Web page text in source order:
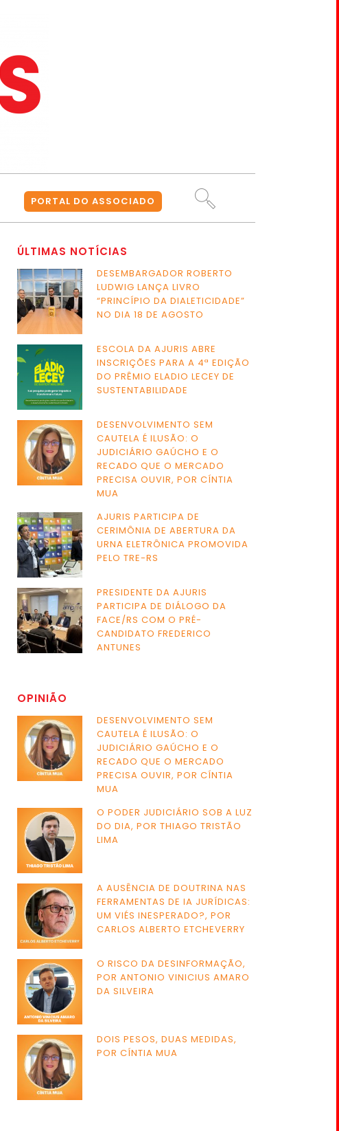
PORTAL DO ASSOCIADO
ÚLTIMAS NOTÍCIAS
DESEMBARGADOR ROBERTO
LUDWIG LANÇA LIVRO
“PRINCÍPIO DA DIALETICIDADE”
NO DIA 18 DE AGOSTO
ESCOLA DA AJURIS ABRE
INSCRIÇÕES PARA A 4ª EDIÇÃO
DO PRÊMIO ELADIO LECEY DE
SUSTENTABILIDADE
DESENVOLVIMENTO SEM
CAUTELA É ILUSÃO: O
JUDICIÁRIO GAÚCHO E O
RECADO QUE O MERCADO
PRECISA OUVIR, POR CÍNTIA
MUA
AJURIS PARTICIPA DE
CERIMÔNIA DE ABERTURA DA
URNA ELETRÔNICA PROMOVIDA
PELO TRE-RS
PRESIDENTE DA AJURIS
PARTICIPA DE DIÁLOGO DA
FACE/RS COM O PRÉ-
CANDIDATO FREDERICO
ANTUNES
OPINIÃO
DESENVOLVIMENTO SEM
CAUTELA É ILUSÃO: O
JUDICIÁRIO GAÚCHO E O
RECADO QUE O MERCADO
PRECISA OUVIR, POR CÍNTIA
MUA
O PODER JUDICIÁRIO SOB A LUZ
DO DIA, POR THIAGO TRISTÃO
LIMA
A AUSÊNCIA DE DOUTRINA NAS
FERRAMENTAS DE IA JURÍDICAS:
UM VIÉS INESPERADO?, POR
CARLOS ALBERTO ETCHEVERRY
O RISCO DA DESINFORMAÇÃO,
POR ANTONIO VINICIUS AMARO
DA SILVEIRA
DOIS PESOS, DUAS MEDIDAS,
POR CÍNTIA MUA